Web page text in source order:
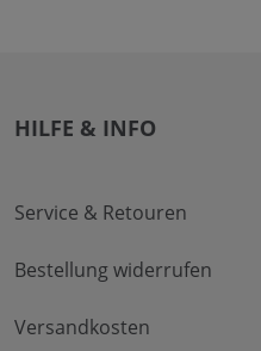
HILFE & INFO
Service & Retouren
Bestellung widerrufen
Versandkosten